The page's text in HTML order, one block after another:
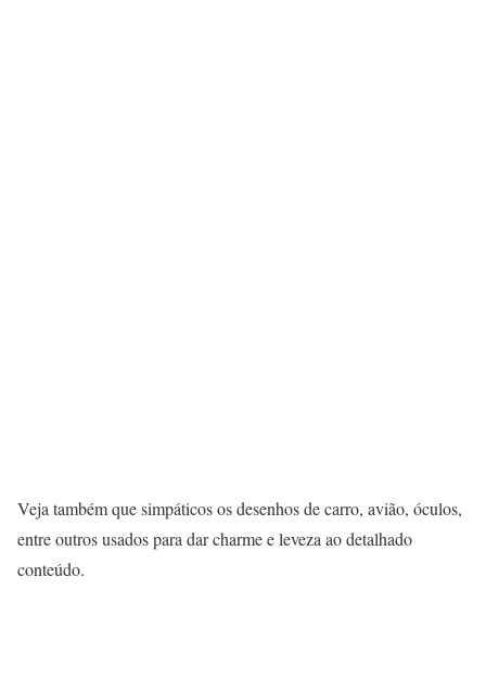
Veja também que simpáticos os desenhos de carro, avião, óculos,
entre outros usados para dar charme e leveza ao detalhado
conteúdo.